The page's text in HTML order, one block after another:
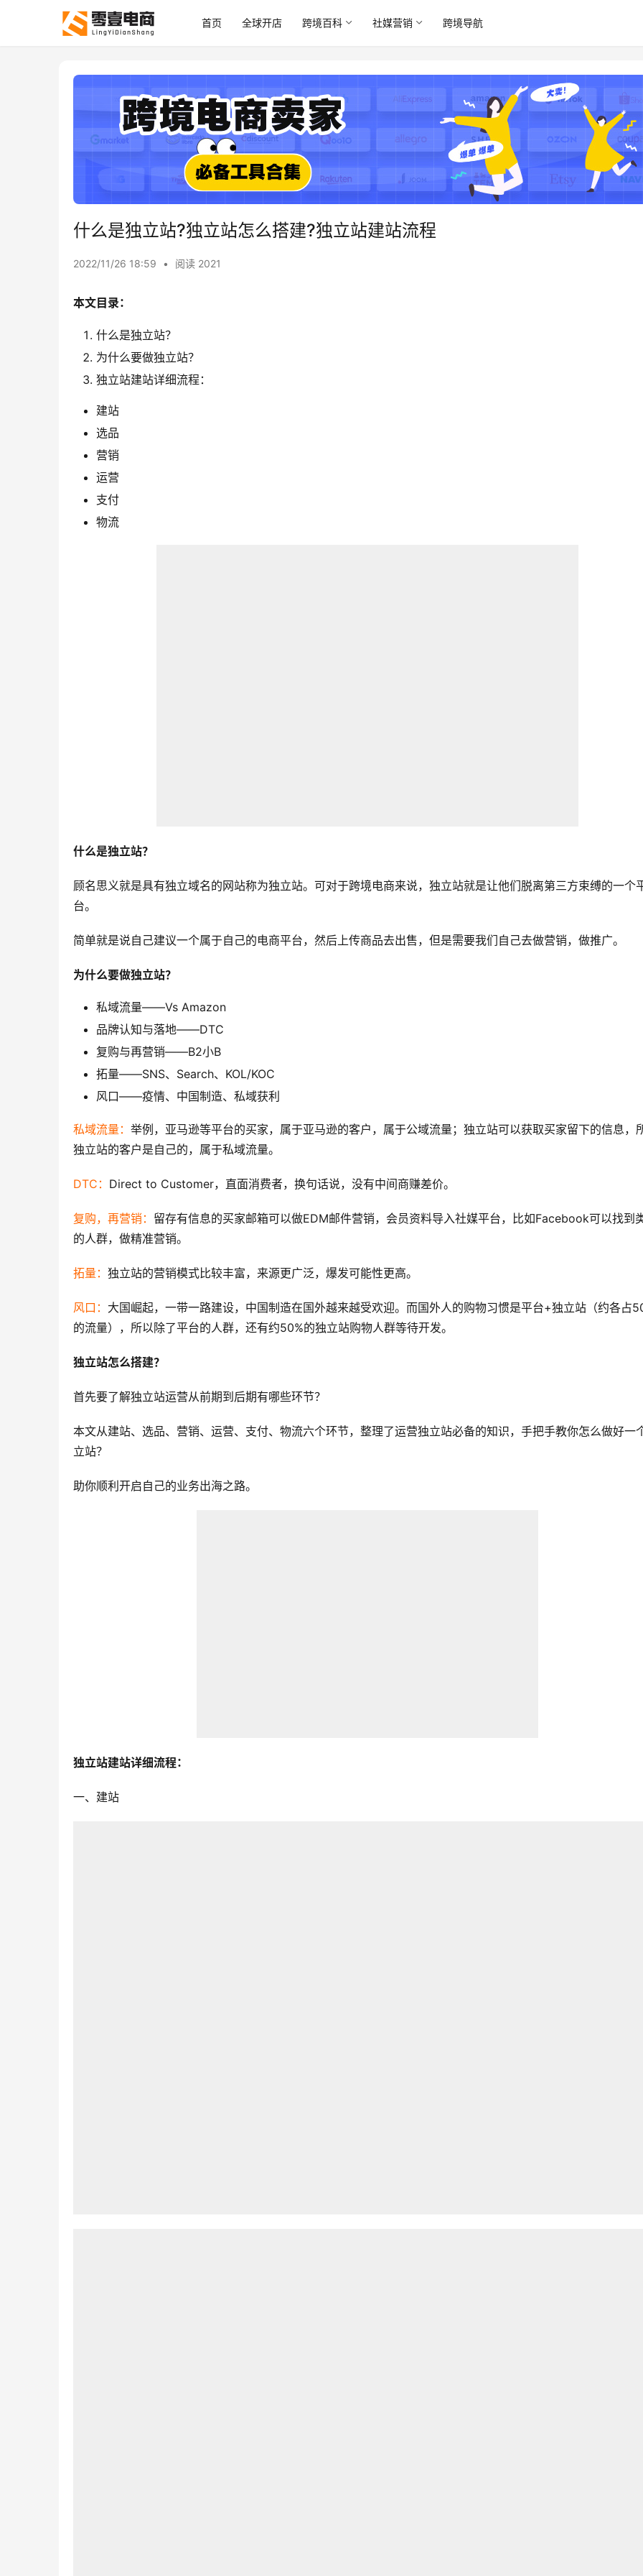
首页 全球开店 跨境百科 社媒营销 跨境导航
什么是独立站?独立站怎么搭建?独立站建站流程
2022/11/26 18:59 • 阅读 2021
本文目录：
什么是独立站？
为什么要做独立站？
独立站建站详细流程：
建站
选品
营销
运营
支付
物流
什么是独立站？
顾名思义就是具有独立域名的网站称为独立站。可对于跨境电商来说，独立站就是让他们脱离第三方束缚的一个
台。
简单就是说自己建议一个属于自己的电商平台，然后上传商品去出售，但是需要我们自己去做营销，做推广。
为什么要做独立站？
私域流量——Vs Amazon
品牌认知与落地——DTC
复购与再营销——B2小B
拓量——SNS、Search、KOL/KOC
风口——疫情、中国制造、私域获利
私域流量： 举例，亚马逊等平台的买家，属于亚马逊的客户，属于公域流量；独立站可以获取买家留下的信息，
独立站的客户是自己的，属于私域流量。
DTC： Direct to Customer，直面消费者，换句话说，没有中间商赚差价。
复购，再营销： 留存有信息的买家邮箱可以做EDM邮件营销，会员资料导入社媒平台，比如Facebook可以找到
的人群，做精准营销。
拓量： 独立站的营销模式比较丰富，来源更广泛，爆发可能性更高。
风口： 大国崛起，一带一路建设，中国制造在国外越来越受欢迎。而国外人的购物习惯是平台+独立站（约各占
的流量），所以除了平台的人群，还有约50%的独立站购物人群等待开发。
独立站怎么搭建？
首先要了解独立站运营从前期到后期有哪些环节？
本文从建站、选品、营销、运营、支付、物流六个环节，整理了运营独立站必备的知识，手把手教你怎么做好一
立站？
助你顺利开启自己的业务出海之路。
独立站建站详细流程：
一、建站